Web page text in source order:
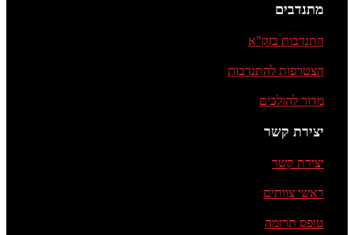
מתנדבים
התנדבות בזק"א
הצטרפות להתנדבות
מדור להולכים
יצירת קשר
יצירת קשר
ראשי צוותים
טופס תרומה